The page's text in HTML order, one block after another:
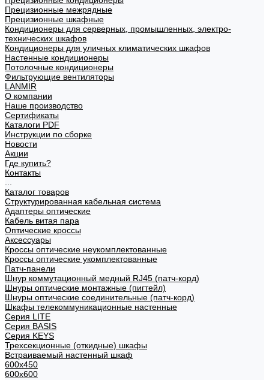
Прецизионные межрядные
Прецизионные шкафные
Кондиционеры для серверных, промышленных, электро-
технических шкафов
Кондиционеры для уличных климатических шкафов
Настенные кондиционеры
Потолочные кондиционеры
Фильтрующие вентиляторы
LANMIR
О компании
Наше производство
Сертификаты
Каталоги PDF
Инструкции по сборке
Новости
Акции
Где купить?
Контакты
Каталог товаров
Структурированная кабельная система
Адаптеры оптические
Кабель витая пара
Оптические кроссы
Аксессуары
Кроссы оптические неукомплектованные
Кроссы оптические укомплектованные
Патч-панели
Шнур коммутационный медный RJ45 (патч-корд)
Шнуры оптические монтажные (пигтейл)
Шнуры оптические соединительные (патч-корд)
Шкафы телекоммуникационные настенные
Cерия LITE
Cерия BASIS
Cерия KEYS
Трехсекционные (откидные) шкафы
Встраиваемый настенный шкаф
600x450
600x600